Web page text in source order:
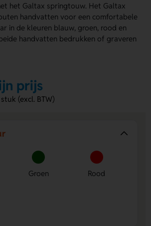
het Galtax springtouw. Het Galtax
handvatten voor een comfortabele
in de kleuren blauw, groen, rood en
of als giveaway. Dit klassieke
het Galtax springtouw
of graveren met een logo, naam
grip- De houten handvatten
de hand tijdens elk gebruik.
en sport- Ideaal als giveaway,
prijs
(excl. BTW)
Groen Rood